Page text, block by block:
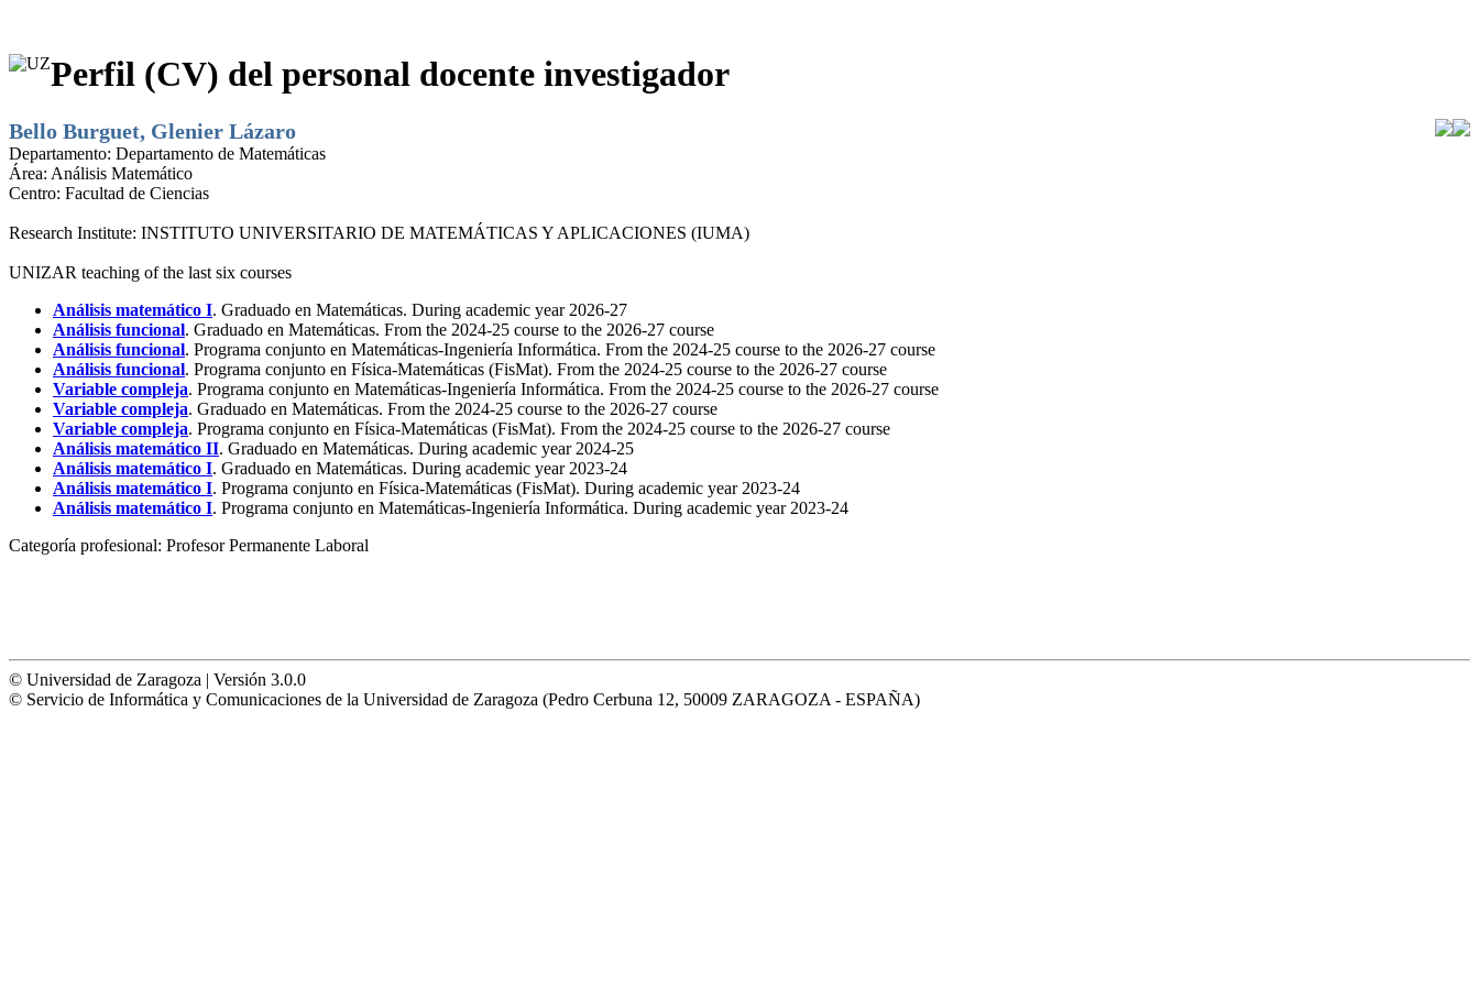
Perfil (CV) del personal docente investigador
Bello Burguet, Glenier Lázaro
Departamento: Departamento de Matemáticas
Área: Análisis Matemático
Centro: Facultad de Ciencias
Research Institute: INSTITUTO UNIVERSITARIO DE MATEMÁTICAS Y APLICACIONES (IUMA)
UNIZAR teaching of the last six courses
Análisis matemático I. Graduado en Matemáticas. During academic year 2026-27
Análisis funcional. Graduado en Matemáticas. From the 2024-25 course to the 2026-27 course
Análisis funcional. Programa conjunto en Matemáticas-Ingeniería Informática. From the 2024-25 course to the 2026-27 course
Análisis funcional. Programa conjunto en Física-Matemáticas (FisMat). From the 2024-25 course to the 2026-27 course
Variable compleja. Programa conjunto en Matemáticas-Ingeniería Informática. From the 2024-25 course to the 2026-27 course
Variable compleja. Graduado en Matemáticas. From the 2024-25 course to the 2026-27 course
Variable compleja. Programa conjunto en Física-Matemáticas (FisMat). From the 2024-25 course to the 2026-27 course
Análisis matemático II. Graduado en Matemáticas. During academic year 2024-25
Análisis matemático I. Graduado en Matemáticas. During academic year 2023-24
Análisis matemático I. Programa conjunto en Física-Matemáticas (FisMat). During academic year 2023-24
Análisis matemático I. Programa conjunto en Matemáticas-Ingeniería Informática. During academic year 2023-24
Categoría profesional: Profesor Permanente Laboral
© Universidad de Zaragoza | Versión 3.0.0
© Servicio de Informática y Comunicaciones de la Universidad de Zaragoza (Pedro Cerbuna 12, 50009 ZARAGOZA - ESPAÑA)